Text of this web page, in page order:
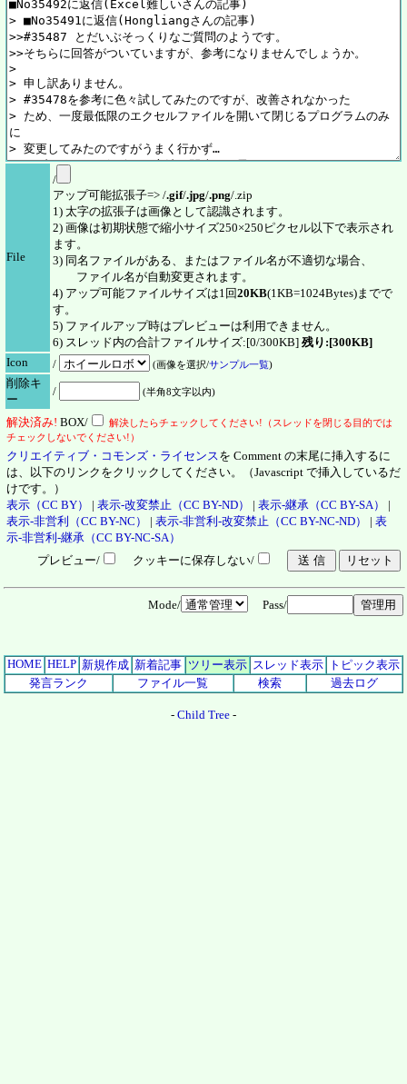
File
/
アップ可能拡張子=> /.gif/.jpg/.png/.zip
1) 太字の拡張子は画像として認識されます。
2) 画像は初期状態で縮小サイズ250×250ピクセル以下で表示され
ます。
3) 同名ファイルがある、またはファイル名が不適切な場合、
ファイル名が自動変更されます。
4) アップ可能ファイルサイズは1回20KB(1KB=1024Bytes)までで
す。
5) ファイルアップ時はプレビューは利用できません。
6) スレッド内の合計ファイルサイズ:[0/300KB] 残り:[300KB]
Icon
/ (画像を選択/サンプル一覧)
削除キ
ー
/ (半角8文字以内)
解決済み! BOX/
解決したらチェックしてください!（スレッドを閉じる目的では
チェックしないでください!）
クリエイティブ・コモンズ・ライセンスを Comment の末尾に挿入するに
は、以下のリンクをクリックしてください。（Javascript で挿入しているだ
けです。）
表示（CC BY）
| 表示-改変禁止（CC BY-ND） | 表示-継承（CC BY-SA）
|
表示-非営利（CC BY-NC）
| 表示-非営利-改変禁止（CC BY-NC-ND） | 表
示-非営利-継承（CC BY-NC-SA）
プレビュー/
クッキーに保存しない/
Mode/ Pass/
HOME HELP 新規作成 新着記事 ツリー表示 スレッド表示
トピック表示
発言ランク
ファイル一覧 検索 過去ログ
- Child Tree -